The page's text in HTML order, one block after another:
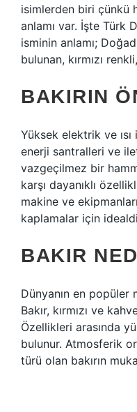
isimlerden biri çünkü
anlamı var. İşte Türk
isminin anlamı;
bulunan, kırmızı
BAKIRIN
Yüksek elektrik ve
enerji santralleri ve
vazgeçilmez bir
karşı dayanıklı
makine ve
kaplamalar için
BAKIR
Dünyanın en popüler
Bakır, kırmızı ve
Özellikleri arasında
bulunur. Atmosferik
türü olan bakırın